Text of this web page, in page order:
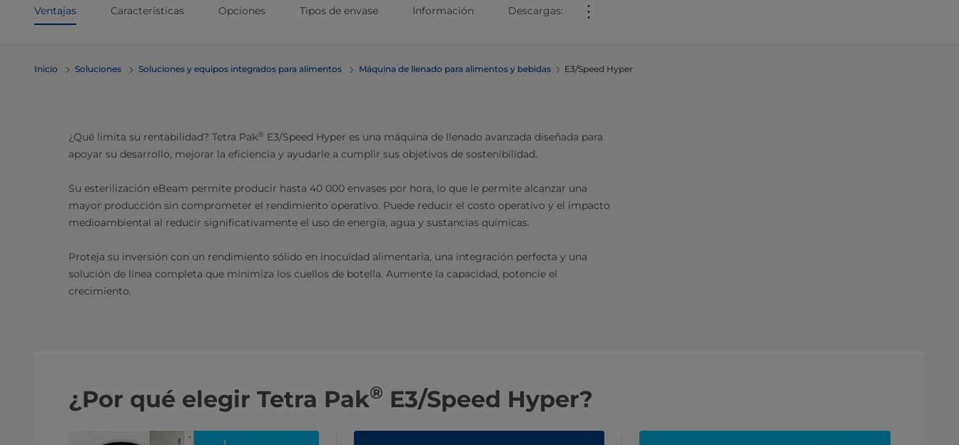
Ventajas Características Opciones Tipos de envase Información Descargas: ⋮
Inicio Soluciones Soluciones y equipos integrados para alimentos Máquina de llenado para alimentos y bebidas E3/Speed Hyper
¿Qué limita su rentabilidad? Tetra Pak® E3/Speed Hyper es una máquina de llenado avanzada diseñada para
apoyar su desarrollo, mejorar la eficiencia y ayudarle a cumplir sus objetivos de sostenibilidad.
Su esterilización eBeam permite producir hasta 40 000 envases por hora, lo que le permite alcanzar una
mayor producción sin comprometer el rendimiento operativo. Puede reducir el costo operativo y el impacto
medioambiental al reducir significativamente el uso de energía, agua y sustancias químicas.
Proteja su inversión con un rendimiento sólido en inocuidad alimentaria, una integración perfecta y una
solución de línea completa que minimiza los cuellos de botella. Aumente la capacidad, potencie el
crecimiento.
¿Por qué elegir Tetra Pak® E3/Speed Hyper?